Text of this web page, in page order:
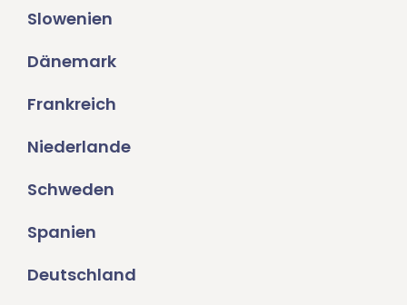
Slowenien
Dänemark
Frankreich
Niederlande
Schweden
Spanien
Deutschland